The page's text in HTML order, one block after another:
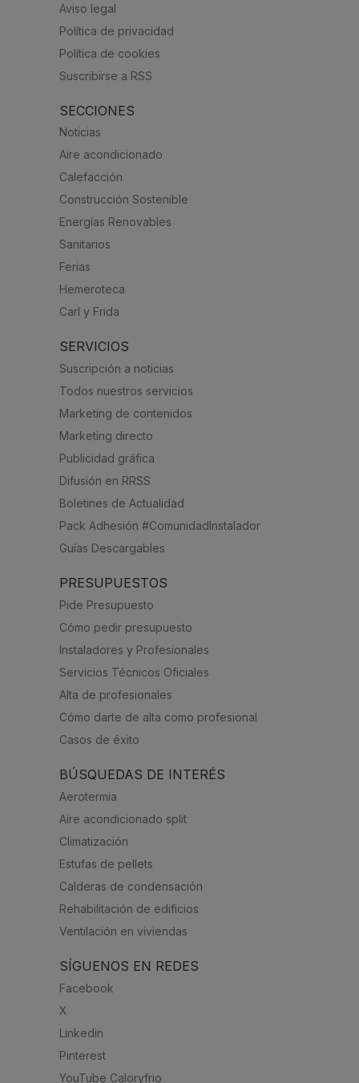
Aviso legal
Política de privacidad
Política de cookies
Suscribirse a RSS
SECCIONES
Noticias
Aire acondicionado
Calefacción
Construcción Sostenible
Energías Renovables
Sanitarios
Ferias
Hemeroteca
Carl y Frida
SERVICIOS
Suscripción a noticias
Todos nuestros servicios
Marketing de contenidos
Marketing directo
Publicidad gráfica
Difusión en RRSS
Boletines de Actualidad
Pack Adhesión #ComunidadInstalador
Guías Descargables
PRESUPUESTOS
Pide Presupuesto
Cómo pedir presupuesto
Instaladores y Profesionales
Servicios Técnicos Oficiales
Alta de profesionales
Cómo darte de alta como profesional
Casos de éxito
BÚSQUEDAS DE INTERÉS
Aerotermia
Aire acondicionado split
Climatización
Estufas de pellets
Calderas de condensación
Rehabilitación de edificios
Ventilación en viviendas
SÍGUENOS EN REDES
Facebook
X
Linkedin
Pinterest
YouTube Caloryfrio